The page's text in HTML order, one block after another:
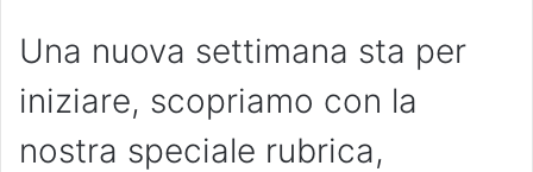
Una nuova settimana sta per
iniziare, scopriamo con la
nostra speciale rubrica,